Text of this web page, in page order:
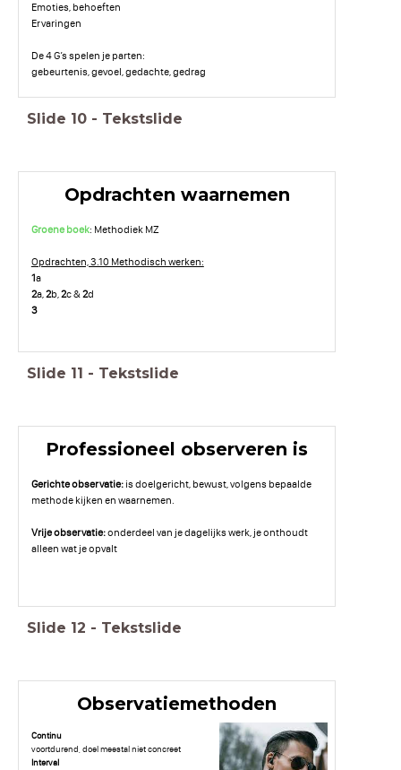
Emoties, behoeften
Ervaringen
De 4 G’s spelen je parten:
gebeurtenis, gevoel, gedachte, gedrag
Slide 10 - Tekstslide
Opdrachten waarnemen
Groene boek: Methodiek MZ
Opdrachten, 3.10 Methodisch werken:
1a
2a,2b,2c &2d
3
Slide 11 - Tekstslide
Professioneel observeren is
Gerichte observatie:is doelgericht, bewust, volgens bepaalde
methode kijken en waarnemen.
Vrije observatie:onderdeel van je dagelijks werk, je onthoudt
alleen wat je opvalt
Slide 12 - Tekstslide
Observatiemethoden
Continu
voortdurend, doel meestal niet concreet
Interval